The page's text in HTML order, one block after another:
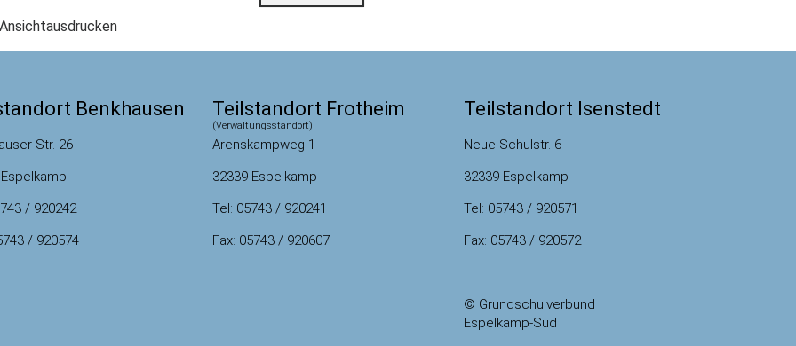
Ansichtausdrucken
Benkhausen
Str. 26
/ 920242
/ 920574
Teilstandort Frotheim
(Verwaltungsstandort)
Arenskampweg 1
32339 Espelkamp
Tel: 05743 / 920241
Fax: 05743 / 920607
Teilstandort Isenstedt
Neue Schulstr. 6
32339 Espelkamp
Tel: 05743 / 920571
Fax: 05743 / 920572
© Grundschulverbund
Espelkamp-Süd